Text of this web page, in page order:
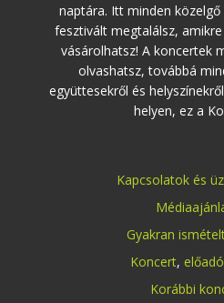
naptára. Itt minden
fesztivált megtalálsz,
vásárolhatsz! A koncertek
olvashatsz, továbbá
együttesekről és
helyen, ez a
Kapcsolatok és
Gyakran
Koncert, előadó
Korábbi